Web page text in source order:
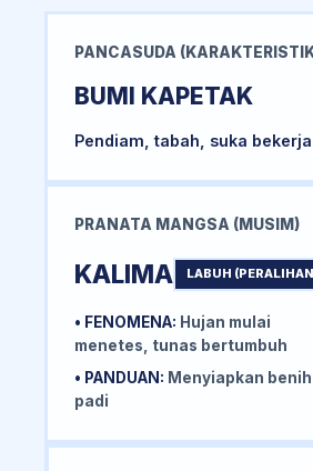
PANCASUDA
BUMI KAPETAK
Pendiam, tabah, suka
PRANATA MANGSA (MUSIM)
KALIMA LABUH
• FENOMENA: Hujan mulai
menetes, tunas bertumbuh
• PANDUAN: Menyiapkan benih
padi